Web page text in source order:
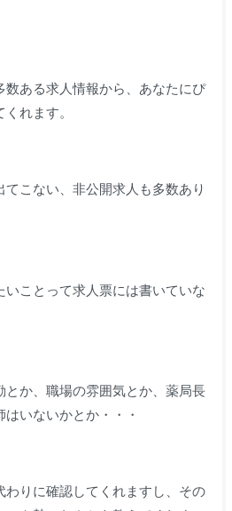
数ある求人情報から、あなたにぴ
れます。
こない、非公開求人も多数あり
いことって求人票には書いていな
とか、職場の雰囲気とか、薬局長
いないかとか・・・
わりに確認してくれますし、その